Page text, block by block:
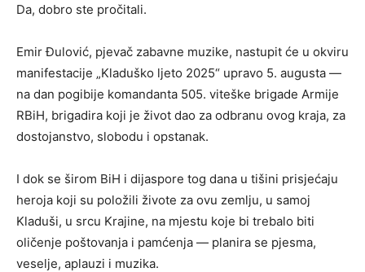
Da, dobro ste pročitali.
Emir Đulović, pjevač zabavne muzike, nastupit će u okviru
manifestacije „Kladuško ljeto 2025“ upravo 5. augusta —
na dan pogibije komandanta 505. viteške brigade Armije
RBiH, brigadira koji je život dao za odbranu ovog kraja, za
dostojanstvo, slobodu i opstanak.
I dok se širom BiH i dijaspore tog dana u tišini prisjećaju
heroja koji su položili živote za ovu zemlju, u samoj
Kladuši, u srcu Krajine, na mjestu koje bi trebalo biti
oličenje poštovanja i pamćenja — planira se pjesma,
veselje, aplauzi i muzika.